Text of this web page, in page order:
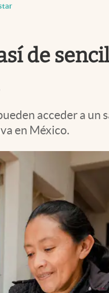
de
acceder a
en México.